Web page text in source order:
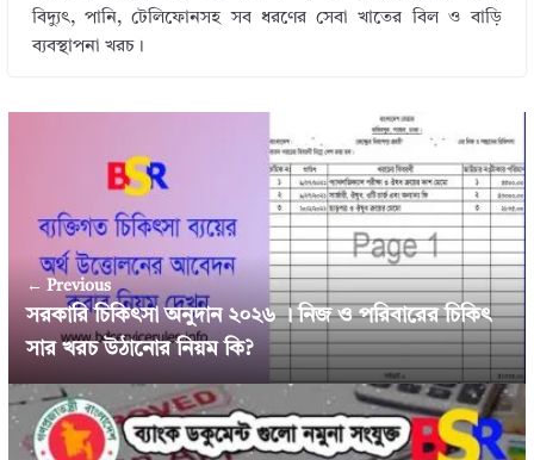
বিদ্যুৎ, পানি, টেলিফোনসহ সব ধরণের সেবা খাতের বিল ও বাড়ি
ব্যবস্থাপনা খরচ।
← Previous
সরকারি চিকিৎসা অনুদান ২০২৬ । নিজ ও পরিবারের চিকিৎ
সার খরচ উঠানোর নিয়ম কি?